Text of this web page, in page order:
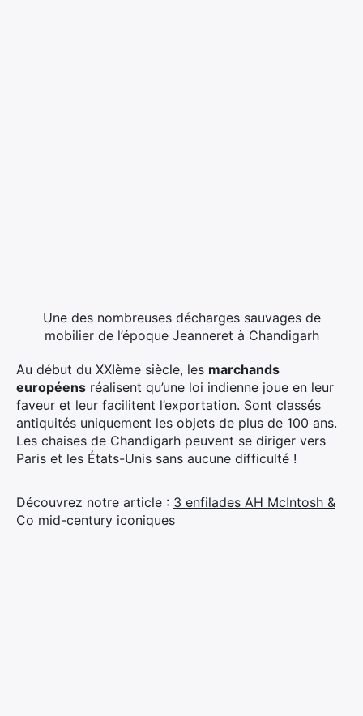
Une des nombreuses décharges sauvages de
mobilier de l’époque Jeanneret à Chandigarh
Au début du XXIème siècle, les marchands
européens réalisent qu’une loi indienne joue en leur
faveur et leur facilitent l’exportation. Sont classés
antiquités uniquement les objets de plus de 100 ans.
Les chaises de Chandigarh peuvent se diriger vers
Paris et les États-Unis sans aucune difficulté !
Découvrez notre article : 3 enfilades AH McIntosh &
Co mid-century iconiques